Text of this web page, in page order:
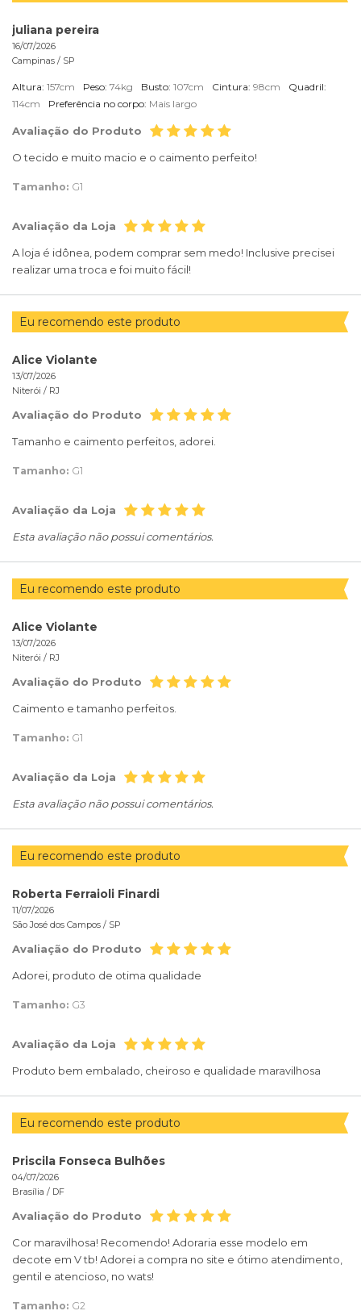
juliana pereira
16/07/2026
Campinas / SP
Altura: 157cm Peso: 74kg Busto: 107cm Cintura: 98cm
Quadril:
114cm
Preferência no corpo: Mais largo
Avaliação do Produto
O tecido e muito macio e o caimento perfeito!
Tamanho: G1
Avaliação da Loja
A loja é idônea, podem comprar sem medo! Inclusive precisei
realizar uma troca e foi muito fácil!
Eu recomendo este produto
Alice Violante
13/07/2026
Niterói / RJ
Avaliação do Produto
Tamanho e caimento perfeitos, adorei.
Tamanho: G1
Avaliação da Loja
Esta avaliação não possui comentários.
Eu recomendo este produto
Alice Violante
13/07/2026
Niterói / RJ
Avaliação do Produto
Caimento e tamanho perfeitos.
Tamanho: G1
Avaliação da Loja
Esta avaliação não possui comentários.
Eu recomendo este produto
Roberta Ferraioli Finardi
11/07/2026
São José dos Campos / SP
Avaliação do Produto
Adorei, produto de otima qualidade
Tamanho: G3
Avaliação da Loja
Produto bem embalado, cheiroso e qualidade maravilhosa
Eu recomendo este produto
Priscila Fonseca Bulhões
04/07/2026
Brasília / DF
Avaliação do Produto
Cor maravilhosa! Recomendo! Adoraria esse modelo em
decote em V tb! Adorei a compra no site e ótimo atendimento,
gentil e atencioso, no wats!
Tamanho: G2